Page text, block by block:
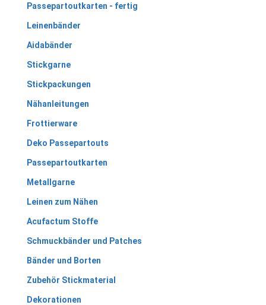
Passepartoutkarten - fertig
Leinenbänder
Aidabänder
Stickgarne
Stickpackungen
Nähanleitungen
Frottierware
Deko Passepartouts
Passepartoutkarten
Metallgarne
Leinen zum Nähen
Acufactum Stoffe
Schmuckbänder und Patches
Bänder und Borten
Zubehör Stickmaterial
Dekorationen